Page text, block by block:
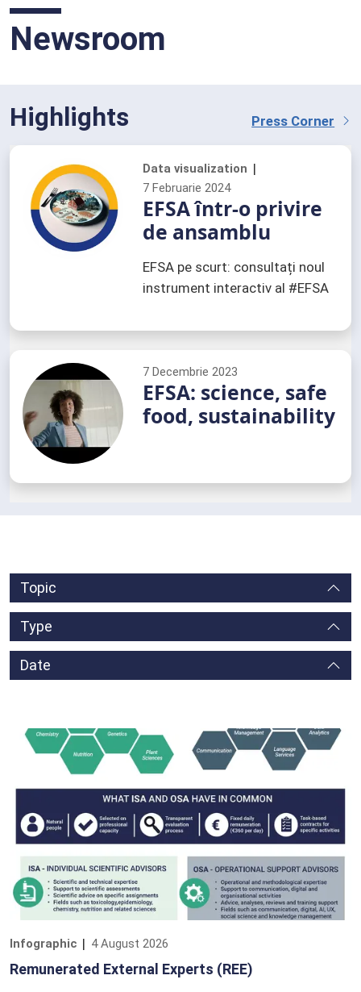
Newsroom
Highlights Press Corner
Data visualization
7 Februarie 2024
EFSA într-o privire
de ansamblu
EFSA pe scurt: consultați noul
instrument interactiv al #EFSA
7 Decembrie 2023
EFSA: science, safe
food, sustainability
Topic
Topic
Type
Type
Date
Infographic 4 August 2026
Remunerated External Experts (REE)
Pesticide
Prezumție calificată de siguranță (QPS)
Părți interesate